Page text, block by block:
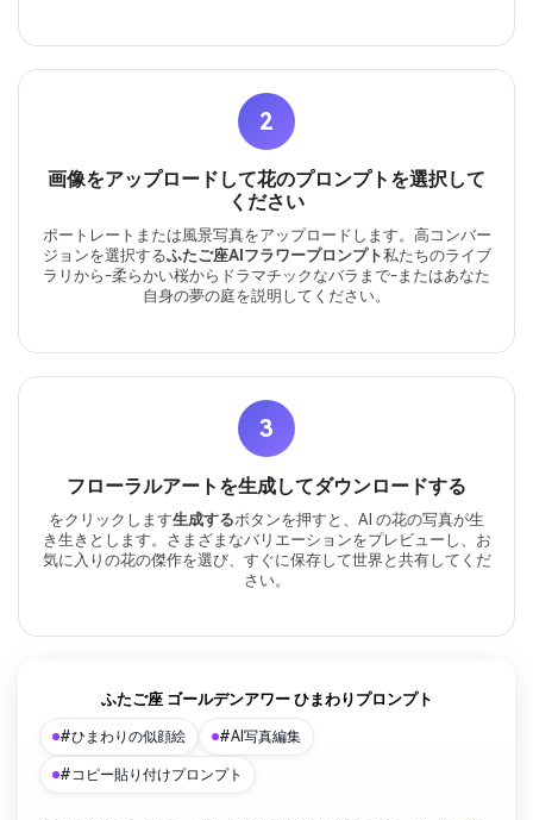
2
画像をアップロードして花のプロンプトを選択して
ください
ポートレートまたは風景写真をアップロードします。高コンバー
ジョンを選択するふたご座AIフラワープロンプト私たちのライブ
ラリから-柔らかい桜からドラマチックなバラまで-またはあなた
自身の夢の庭を説明してください。
3
フローラルアートを生成してダウンロードする
をクリックします生成するボタンを押すと、AI の花の写真が生
き生きとします。さまざまなバリエーションをプレビューし、お
気に入りの花の傑作を選び、すぐに保存して世界と共有してくだ
さい。
ふたご座 ゴールデンアワー ひまわりプロンプト
#ひまわりの似顔絵 #AI写真編集
#コピー貼り付けプロンプト